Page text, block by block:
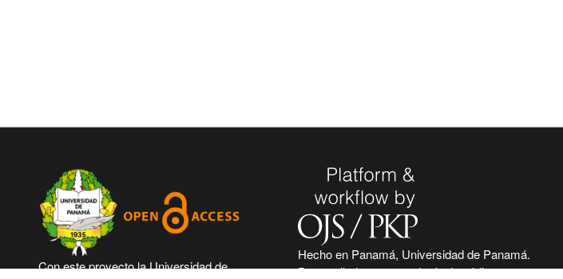
Con este proyecto la Universidad de
Hecho en Panamá, Universidad de Panamá.
Desarrollado con tecnología de código